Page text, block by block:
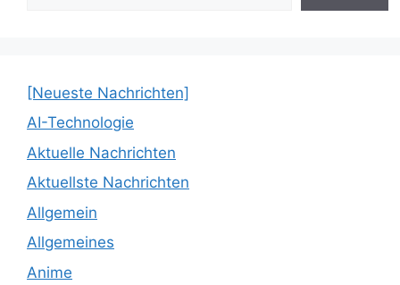
[Neueste Nachrichten]
AI-Technologie
Aktuelle Nachrichten
Aktuellste Nachrichten
Allgemein
Allgemeines
Anime